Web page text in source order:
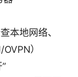
本地网络、
）